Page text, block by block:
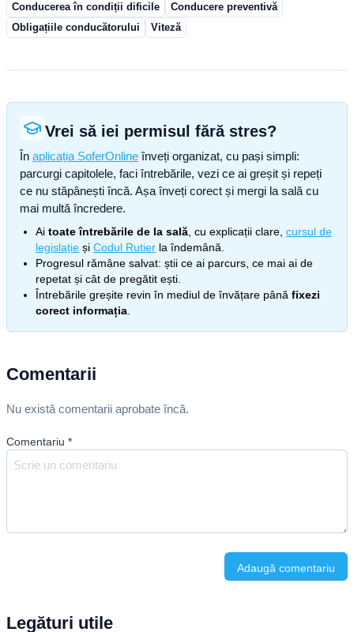
Conducerea în condiții dificile
Conducere preventivă
Obligațiile conducătorului
Viteză
Vrei să iei permisul fără stres?
În aplicația SoferOnline înveți organizat, cu pași simpli:
parcurgi capitolele, faci întrebările, vezi ce ai greșit și repeți
ce nu stăpânești încă. Așa înveți corect și mergi la sală cu
mai multă încredere.
Ai toate întrebările de la sală , cu explicații clare, cursul de
legislație și Codul Rutier la îndemână.
Progresul rămâne salvat: știi ce ai parcurs, ce mai ai de
repetat și cât de pregătit ești.
Întrebările greșite revin în mediul de învățare până fixezi
corect informația
Comentarii
Nu există comentarii aprobate încă.
Comentariu *
Adaugă comentariu
Legături utile